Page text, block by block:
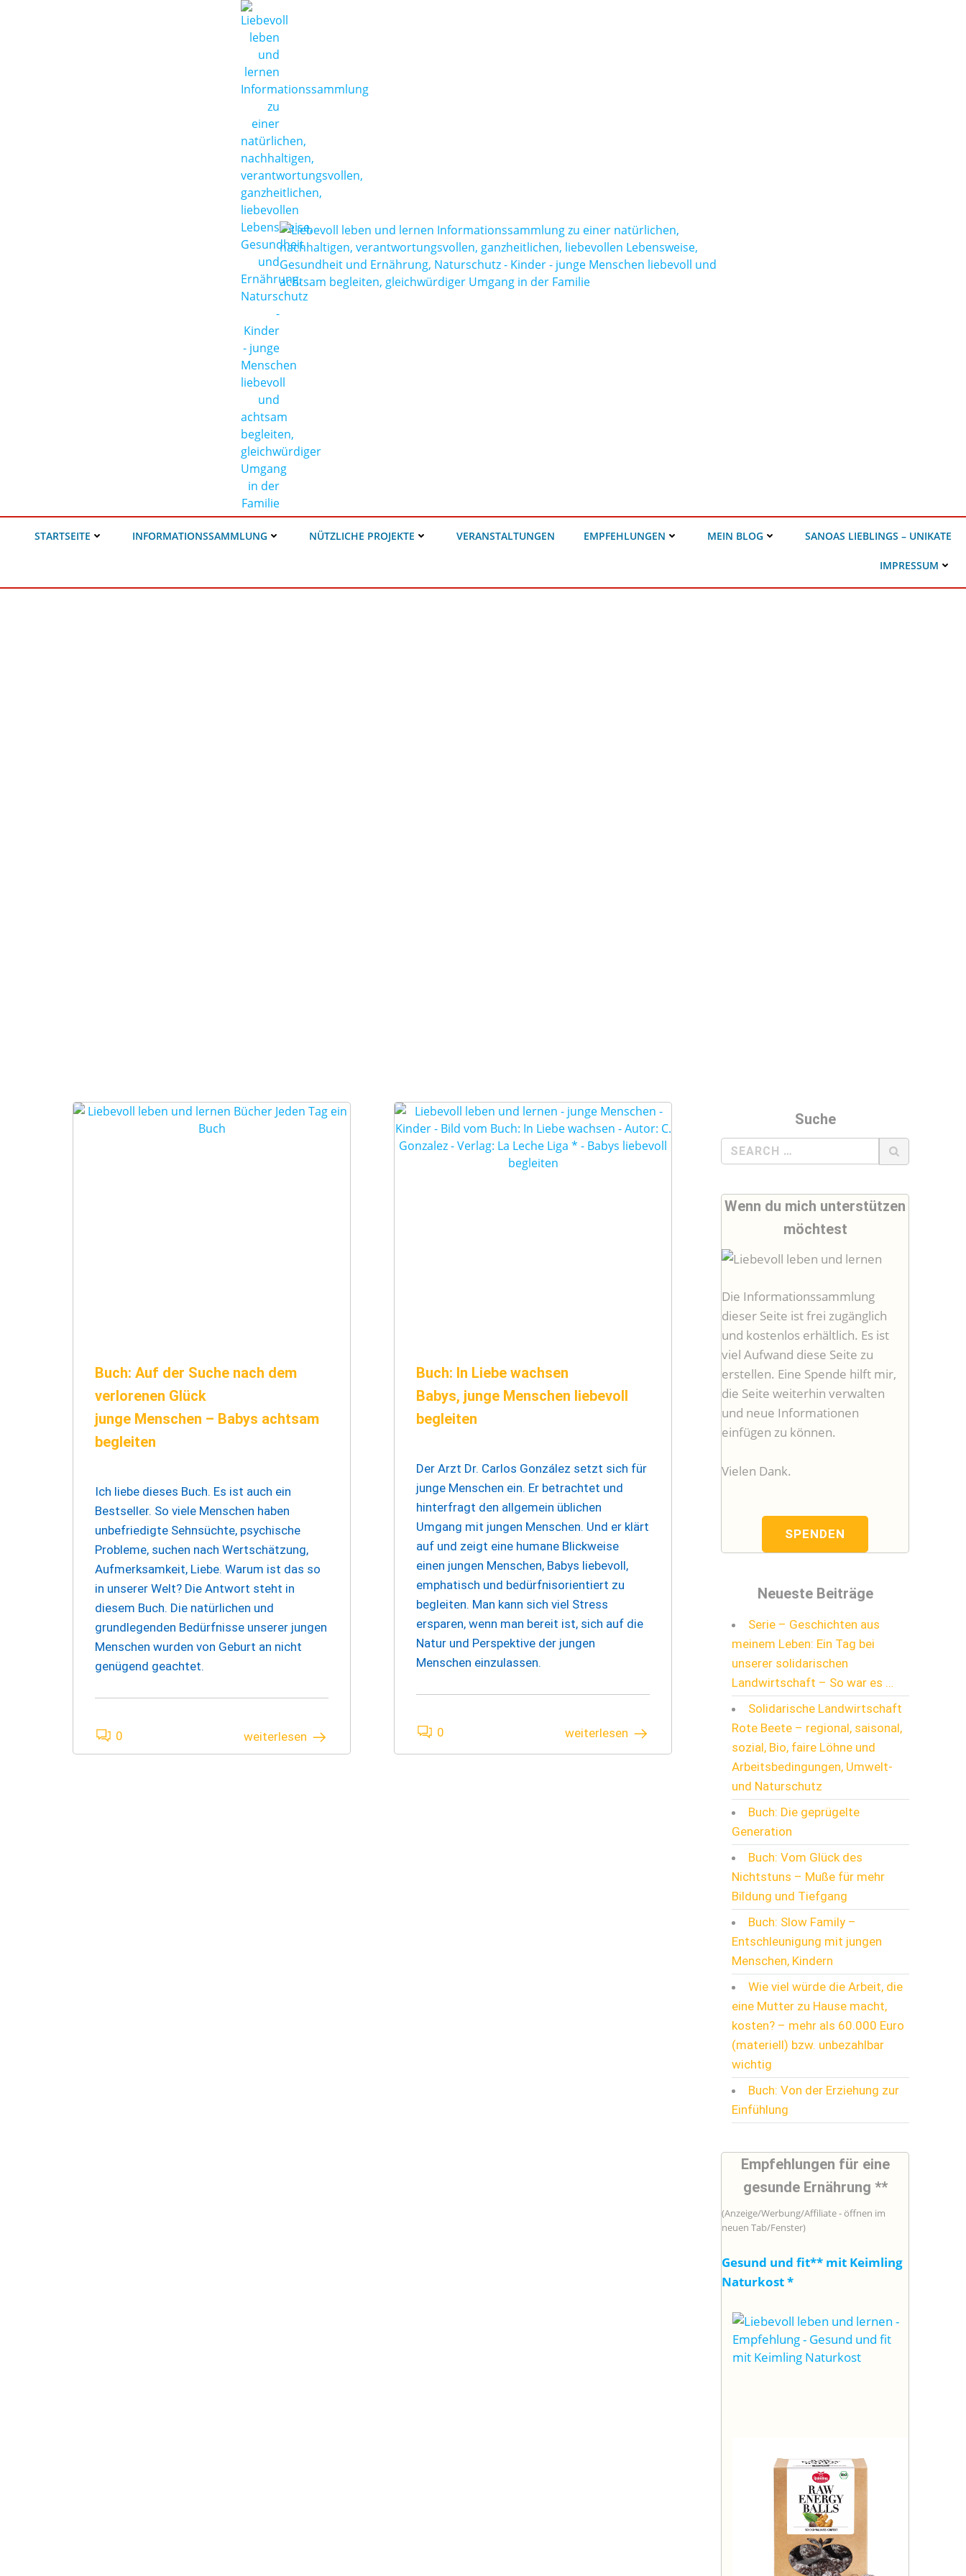
STARTSEITE INFORMATIONSSAMMLUNG NÜTZLICHE PROJEKTE VERANSTALTUNGEN EMPFEHLUNGEN MEIN BLOG SANOAS LIEBLINGS – UNIKATE
IMPRESSUM
Buch: Auf der Suche nach dem
verlorenen Glück
junge Menschen – Babys achtsam
begleiten
Ich liebe dieses Buch. Es ist auch ein
Bestseller. So viele Menschen haben
unbefriedigte Sehnsüchte, psychische
Probleme, suchen nach Wertschätzung,
Aufmerksamkeit, Liebe. Warum ist das so
in unserer Welt? Die Antwort steht in
diesem Buch. Die natürlichen und
grundlegenden Bedürfnisse unserer jungen
Menschen wurden von Geburt an nicht
genügend geachtet.
0 weiterlesen
Buch: In Liebe wachsen
Babys, junge Menschen liebevoll
begleiten
Der Arzt Dr. Carlos González setzt sich für
junge Menschen ein. Er betrachtet und
hinterfragt den allgemein üblichen
Umgang mit jungen Menschen. Und er klärt
auf und zeigt eine humane Blickweise
einen jungen Menschen, Babys liebevoll,
emphatisch und bedürfnisorientiert zu
begleiten. Man kann sich viel Stress
ersparen, wenn man bereit ist, sich auf die
Natur und Perspektive der jungen
Menschen einzulassen.
0 weiterlesen
Suche
Search
for:
Wenn du mich unterstützen
möchtest
Die Informationssammlung
dieser Seite ist frei zugänglich
und kostenlos erhältlich. Es ist
viel Aufwand diese Seite zu
erstellen. Eine Spende hilft mir,
die Seite weiterhin verwalten
und neue Informationen
einfügen zu können.
Vielen Dank.
SPENDEN
Neueste Beiträge
Serie – Geschichten aus
meinem Leben: Ein Tag bei
unserer solidarischen
Landwirtschaft – So war es …
Solidarische Landwirtschaft
Rote Beete – regional, saisonal,
sozial, Bio, faire Löhne und
Arbeitsbedingungen, Umwelt-
und Naturschutz
Buch: Die geprügelte
Generation
Buch: Vom Glück des
Nichtstuns – Muße für mehr
Bildung und Tiefgang
Buch: Slow Family –
Entschleunigung mit jungen
Menschen, Kindern
Wie viel würde die Arbeit, die
eine Mutter zu Hause macht,
kosten? – mehr als 60.000 Euro
(materiell) bzw. unbezahlbar
wichtig
Buch: Von der Erziehung zur
Einfühlung
Empfehlungen für eine
gesunde Ernährung **
(Anzeige/Werbung/Affiliate - öffnen im
neuen Tab/Fenster)
Gesund und fit** mit Keimling
Naturkost*